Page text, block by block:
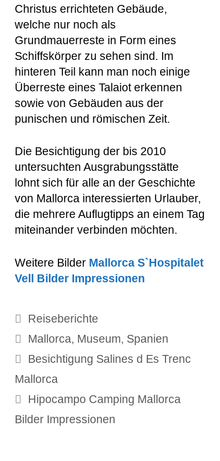
Christus errichteten Gebäude,
welche nur noch als
Grundmauerreste in Form eines
Schiffskörper zu sehen sind. Im
hinteren Teil kann man noch einige
Überreste eines Talaiot erkennen
sowie von Gebäuden aus der
punischen und römischen Zeit.
Die Besichtigung der bis 2010
untersuchten Ausgrabungsstätte
lohnt sich für alle an der Geschichte
von Mallorca interessierten Urlauber,
die mehrere Auflugtipps an einem Tag
miteinander verbinden möchten.
Weitere Bilder Mallorca S`Hospitalet
Vell Bilder Impressionen
Kategorien
Reiseberichte
Schlagwörter
Mallorca, Museum, Spanien
Besichtigung Salines d Es Trenc
Mallorca
Hipocampo Camping Mallorca
Bilder Impressionen